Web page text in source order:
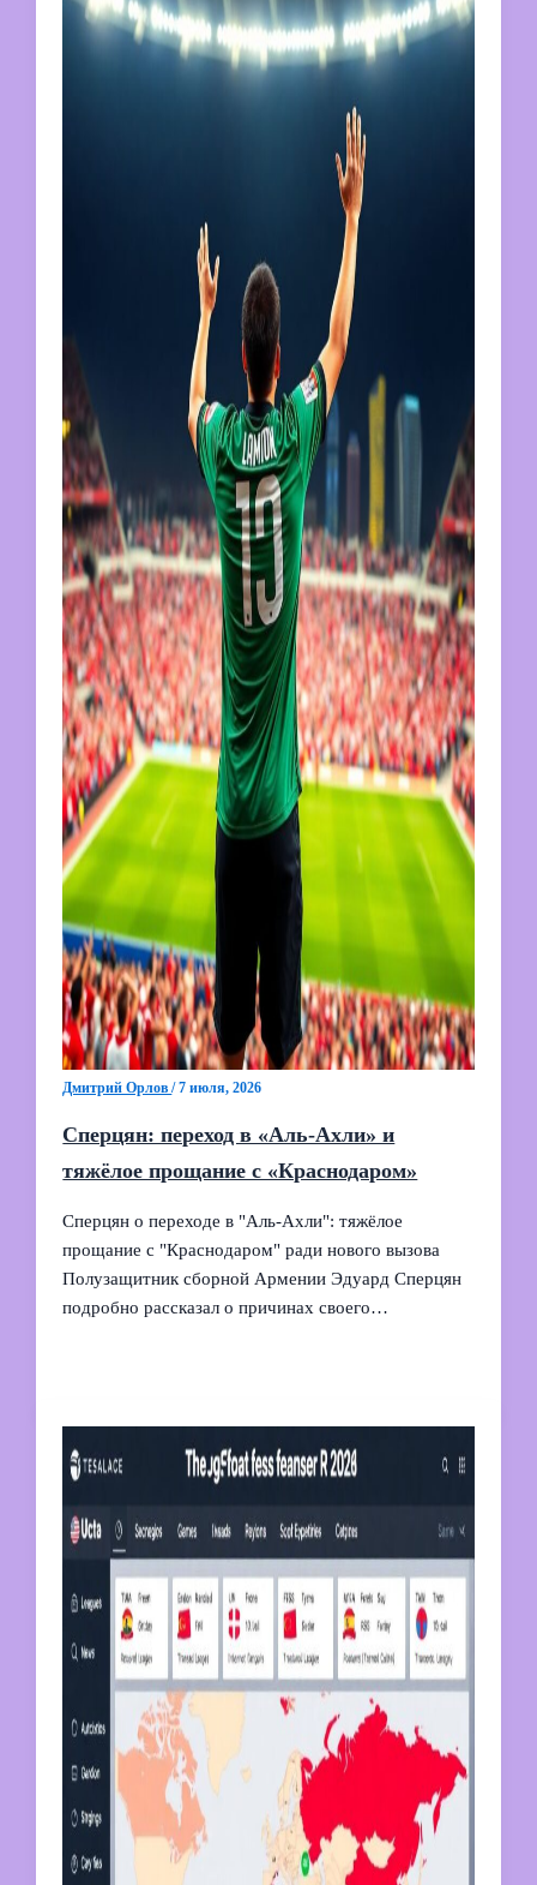
Дмитрий Орлов/7 июля, 2026
Сперцян: переход в «Аль-Ахли» и
тяжёлое прощание с «Краснодаром»
Сперцян о переходе в "Аль‑Ахли": тяжёлое
прощание с "Краснодаром" ради нового вызова
Полузащитник сборной Армении Эдуард Сперцян
подробно рассказал о причинах своего…